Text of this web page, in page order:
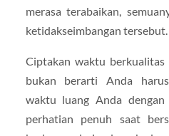
merasa terabaikan,
ketidakseimbangan tersebut.
Ciptakan waktu
bukan berarti Anda
waktu luang Anda
perhatian penuh saat